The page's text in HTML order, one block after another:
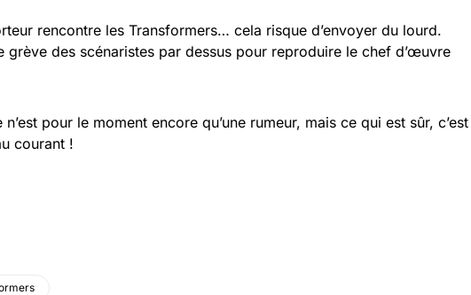
rencontre les Transformers… cela risque d’envoyer du lourd.
grève des scénaristes par dessus pour reproduire le chef d’œuvre
pour le moment encore qu’une rumeur, mais ce qui est sûr, c’est
courant !